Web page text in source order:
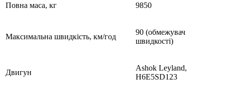
Повна маса, кг 9850
Максимальна швидкість, км/год
90 (обмежувач
швидкості)
Двигун
Ashok Leyland,
Н6Е5SD123